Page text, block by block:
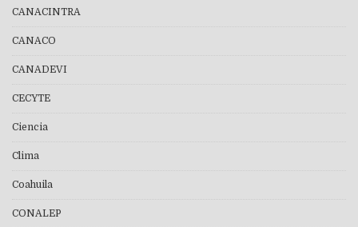
CANACINTRA
CANACO
CANADEVI
CECYTE
Ciencia
Clima
Coahuila
CONALEP